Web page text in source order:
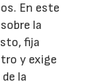
En este
la
fija
y exige
la